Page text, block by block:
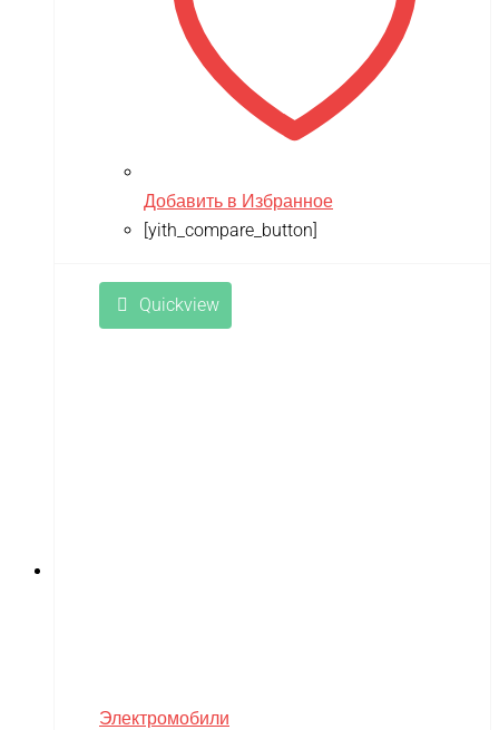
Добавить в Избранное
[yith_compare_button]
Quickview
Электромобили